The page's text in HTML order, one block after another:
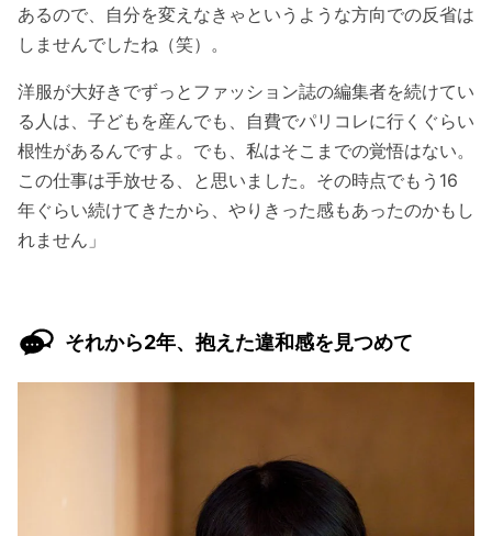
あるので、自分を変えなきゃというような方向での反省は
しませんでしたね（笑）。
洋服が大好きでずっとファッション誌の編集者を続けてい
る人は、子どもを産んでも、自費でパリコレに行くぐらい
根性があるんですよ。でも、私はそこまでの覚悟はない。
この仕事は手放せる、と思いました。その時点でもう16
年ぐらい続けてきたから、やりきった感もあったのかもし
れません」
それから2年、抱えた違和感を見つめて